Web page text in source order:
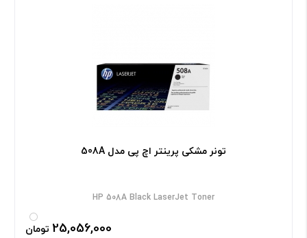
تونر مشکی پرینتر اچ پی مدل 508A
HP 508A Black LaserJet Toner
25,056,000 تومان